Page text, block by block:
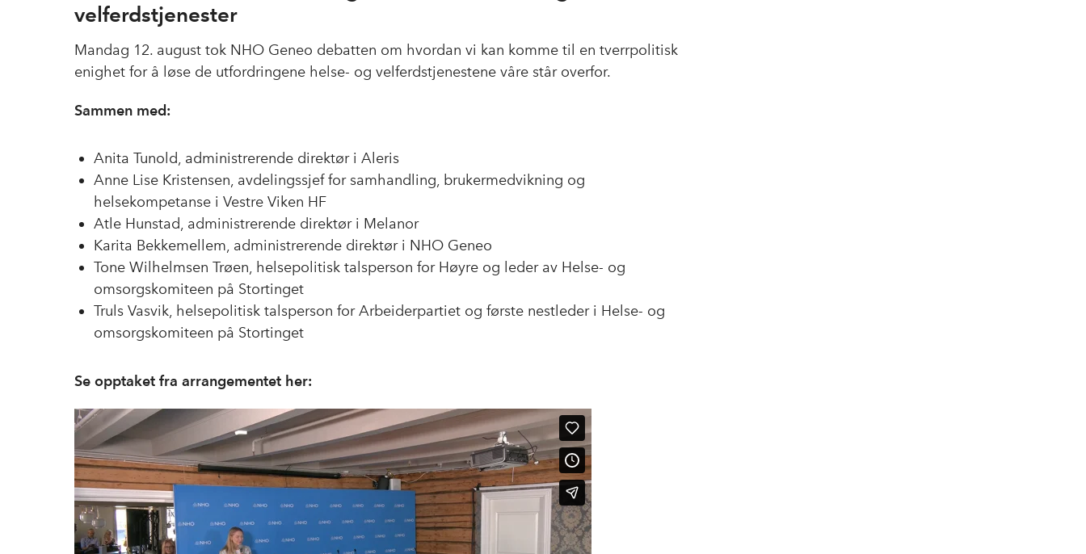
velferdstjenester
Mandag 12. august tok NHO Geneo debatten om hvordan vi kan komme til en tverrpolitisk
enighet for å løse de utfordringene helse- og velferdstjenestene våre står overfor.
Sammen med:
Anita Tunold, administrerende direktør i Aleris
Anne Lise Kristensen, avdelingssjef for samhandling, brukermedvikning og
helsekompetanse i Vestre Viken HF
Atle Hunstad, administrerende direktør i Melanor
Karita Bekkemellem, administrerende direktør i NHO Geneo
Tone Wilhelmsen Trøen, helsepolitisk talsperson for Høyre og leder av Helse- og
omsorgskomiteen på Stortinget
Truls Vasvik, helsepolitisk talsperson for Arbeiderpartiet og første nestleder i Helse- og
omsorgskomiteen på Stortinget
Se opptaket fra arrangementet her: